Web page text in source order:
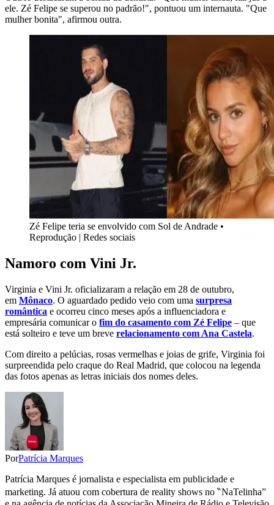
ele. Zé Felipe se superou no padrão!", pontuou um internauta. "Que
mulher bonita", afirmou outra.
Zé Felipe teria se envolvido com Sol de Andrade •
Reprodução | Redes sociais
Namoro com Vini Jr.
Virginia e Vini Jr. oficializaram a relação em 28 de outubro,
em Mônaco. O aguardado pedido veio com uma surpresa
romântica e ocorreu cinco meses após a influenciadora e
empresária comunicar o fim do casamento com Zé Felipe – que
está solteiro e teve um breve relacionamento com Ana Castela.
Com direito a pelúcias, rosas vermelhas e joias de grife, Virginia foi
surpreendida pelo craque do Real Madrid, que colocou na legenda
das fotos apenas as letras iniciais dos nomes deles.
PorPatrícia Marques
Patrícia Marques é jornalista e especialista em publicidade e
marketing. Já atuou com cobertura de reality shows no ‶NaTelinha”